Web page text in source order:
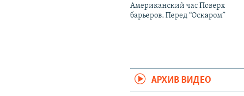
Американский час Поверх
барьеров. Перед “Оскаром”
АРХИВ ВИДЕО